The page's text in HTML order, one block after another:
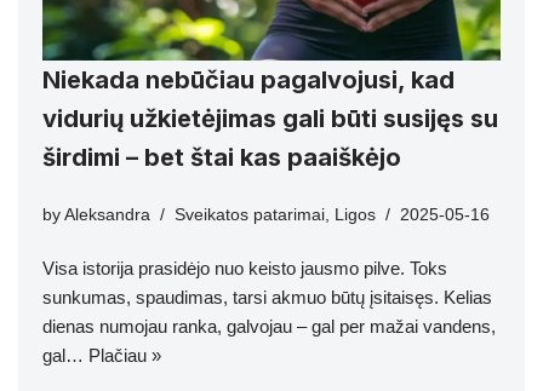
Niekada nebūčiau pagalvojusi, kad
vidurių užkietėjimas gali būti susijęs su
širdimi – bet štai kas paaiškėjo
by Aleksandra Sveikatos patarimai Ligos 2025-05-16
Visa istorija prasidėjo nuo keisto jausmo pilve. Toks
sunkumas, spaudimas, tarsi akmuo būtų įsitaisęs. Kelias
dienas numojau ranka, galvojau – gal per mažai vandens,
gal… Plačiau »